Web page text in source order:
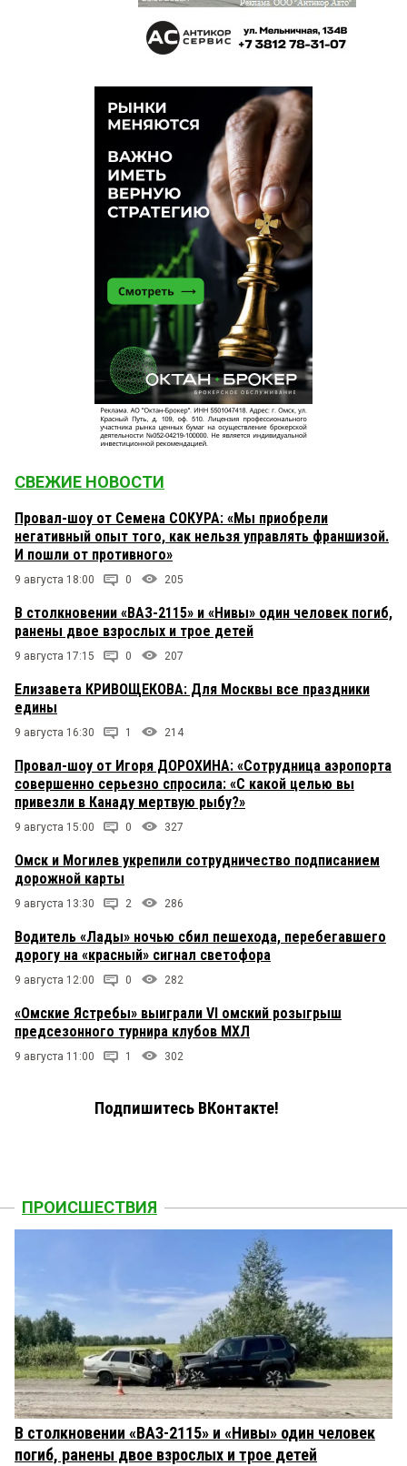
СВЕЖИЕ НОВОСТИ
Провал-шоу от Семена СОКУРА: «Мы приобрели
негативный опыт того, как нельзя управлять франшизой.
И пошли от противного»
9 августа 18:00 0 205
В столкновении «ВАЗ-2115» и «Нивы» один человек погиб,
ранены двое взрослых и трое детей
9 августа 17:15 0 207
Елизавета КРИВОЩЕКОВА: Для Москвы все праздники
едины
9 августа 16:30 1 214
Провал-шоу от Игоря ДОРОХИНА: «Сотрудница аэропорта
совершенно серьезно спросила: «С какой целью вы
привезли в Канаду мертвую рыбу?»
9 августа 15:00 0 327
Омск и Могилев укрепили сотрудничество подписанием
дорожной карты
9 августа 13:30 2 286
Водитель «Лады» ночью сбил пешехода, перебегавшего
дорогу на «красный» сигнал светофора
9 августа 12:00 0 282
«Омские Ястребы» выиграли VI омский розыгрыш
предсезонного турнира клубов МХЛ
9 августа 11:00 1 302
Подпишитесь ВКонтакте!
ПРОИСШЕСТВИЯ
В столкновении «ВАЗ-2115» и «Нивы» один человек
погиб, ранены двое взрослых и трое детей